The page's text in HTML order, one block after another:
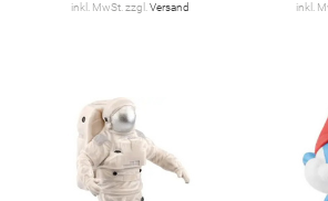
inkl. MwSt. zzgl.Versand inkl.